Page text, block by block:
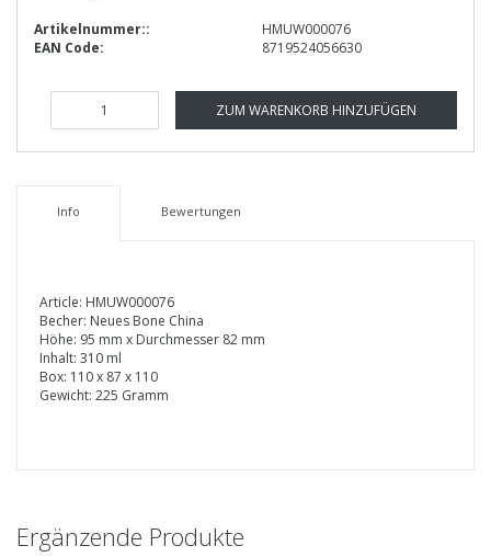
Artikelnummer::
HMUW000076
EAN Code:
8719524056630
ZUM WARENKORB HINZUFÜGEN
Info Bewertungen
Article: HMUW000076
Becher: Neues Bone China
Höhe: 95 mm x Durchmesser 82 mm
Inhalt: 310 ml
Box: 110 x 87 x 110
Gewicht: 225 Gramm
Ergänzende Produkte